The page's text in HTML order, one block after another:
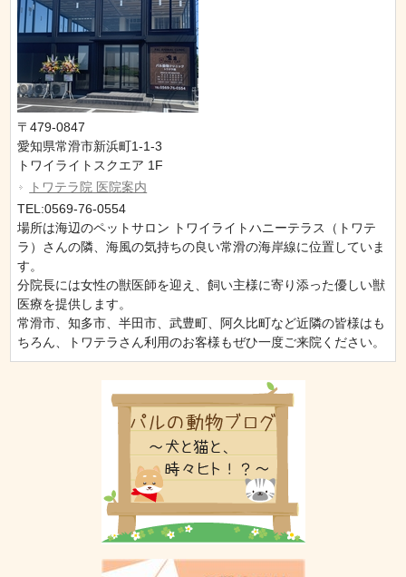
〒479-0847
愛知県常滑市新浜町1-1-3
トワイライトスクエア 1F
トワテラ院 医院案内
TEL:0569-76-0554
場所は海辺のペットサロン トワイライトハニーテラス（トワテ
ラ）さんの隣、海風の気持ちの良い常滑の海岸線に位置していま
す。
分院長には女性の獣医師を迎え、飼い主様に寄り添った優しい獣
医療を提供します。
常滑市、知多市、半田市、武豊町、阿久比町など近隣の皆様はも
ちろん、トワテラさん利用のお客様もぜひ一度ご来院ください。